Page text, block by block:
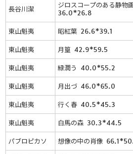
長谷川潔
ジロスコープのある静物
36.0*26.8
東山魁夷 昭紅葉 26.6*39.1
東山魁夷 月篁 42.9*59.5
東山魁夷 緑潤う 40.0*55.2
東山魁夷 月出づ 46.0*65.0
東山魁夷 行く春 40.5*45.3
東山魁夷 白馬の森 30.3*44.5
パブロピカソ 想像の中の肖像